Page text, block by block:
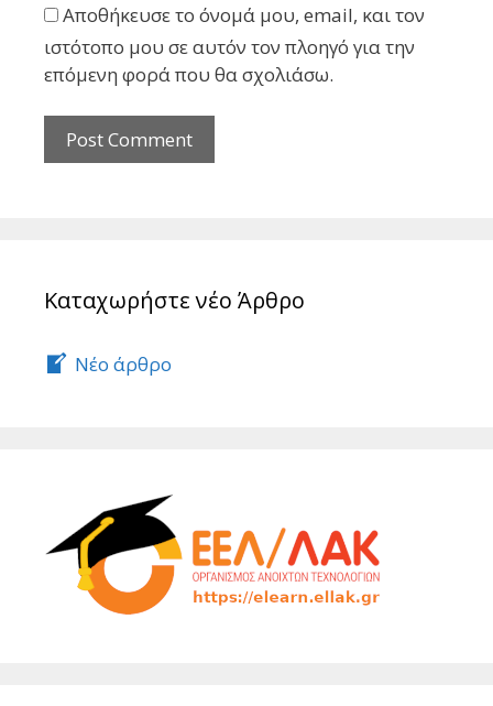
Αποθήκευσε το όνομά μου, email, και τον
ιστότοπο μου σε αυτόν τον πλοηγό για την
επόμενη φορά που θα σχολιάσω.
Καταχωρήστε νέο Άρθρο
Νέο άρθρο